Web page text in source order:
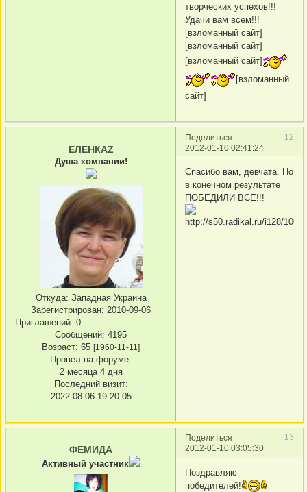
творческих успехов!!!
Удачи вам всем!!!
[взломанный сайт]
[взломанный сайт]
[взломанный сайт]
[взломанный
сайт]
Поделиться
12
2012-01-10 02:41:24
ЕЛЕНКАZ
Душа компании!
Откуда: Западная Украина
Зарегистрирован: 2010-09-06
Приглашений: 0
Сообщений: 4195
Возраст: 65 [1960-11-11]
Провел на форуме:
2 месяца 4 дня
Последний визит:
2022-08-06 19:20:05
Спасибо вам, девчата. Но
в конечном результате
ПОБЕДИЛИ ВСЕ!!!
Поделиться
13
2012-01-10 03:05:30
ФЕМИДА
Активный участник
Поздравляю
победителей!